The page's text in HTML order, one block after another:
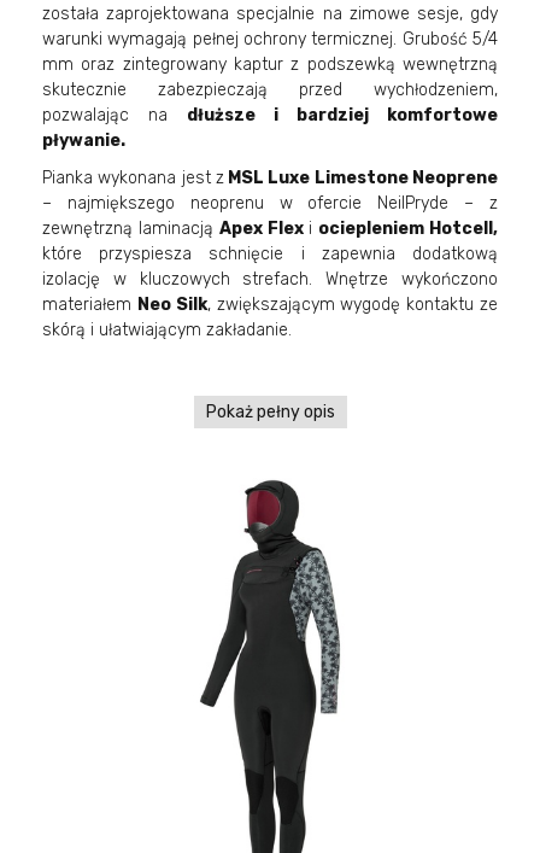
została zaprojektowana specjalnie na zimowe sesje, gdy
warunki wymagają pełnej ochrony termicznej. Grubość 5/4
mm oraz zintegrowany kaptur z podszewką wewnętrzną
skutecznie zabezpieczają przed wychłodzeniem,
pozwalając na dłuższe i bardziej komfortowe
pływanie.
Pianka wykonana jest zMSL Luxe Limestone Neoprene
– najmiększego neoprenu w ofercie NeilPryde – z
zewnętrzną laminacją Apex Flexi ociepleniem Hotcell,
które przyspiesza schnięcie i zapewnia dodatkową
izolację w kluczowych strefach. Wnętrze wykończono
materiałem Neo Silk, zwiększającym wygodę kontaktu ze
skórą i ułatwiającym zakładanie.
Pokaż pełny opis